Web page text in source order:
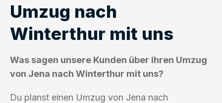
Umzug nach
Winterthur mit uns
Was sagen unsere Kunden über ihren Umzug
von Jena nach Winterthur mit uns?
Du planst einen Umzug von Jena nach